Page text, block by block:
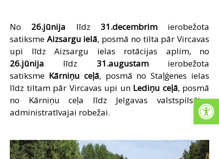
No 26.jūnija līdz 31.decembrimierobežota
satiksme Aizsargu ielā, posmā no tilta pār Vircavas
upi līdz Aizsargu ielas rotācijas aplim, no
26.jūnija līdz 31.augustamierobežota
satiksme Kārniņu ceļā, posmā no Staļģenes ielas
līdz tiltam pār Vircavas upi un Lediņu ceļā, posmā
no Kārniņu ceļa līdz Jelgavas valstspilsētas
administratīvajai robežai.